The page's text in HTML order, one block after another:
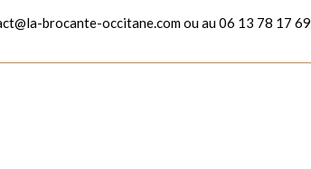
brocante-occitane.com ou au 06 13 78 17 69